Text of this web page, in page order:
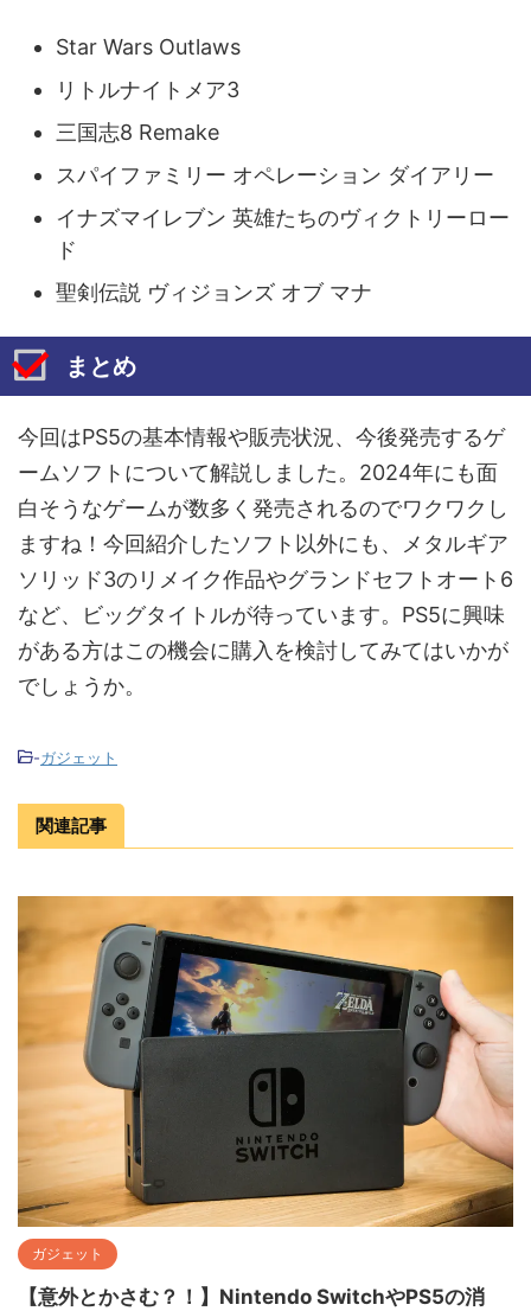
Star Wars Outlaws
リトルナイトメア3
三国志8 Remake
スパイファミリー オペレーション ダイアリー
イナズマイレブン 英雄たちのヴィクトリーロー
ド
聖剣伝説 ヴィジョンズ オブ マナ
まとめ
今回はPS5の基本情報や販売状況、今後発売するゲ
ームソフトについて解説しました。2024年にも面
白そうなゲームが数多く発売されるのでワクワクし
ますね！今回紹介したソフト以外にも、メタルギア
ソリッド3のリメイク作品やグランドセフトオート6
など、ビッグタイトルが待っています。PS5に興味
がある方はこの機会に購入を検討してみてはいかが
でしょうか。
-ガジェット
関連記事
ガジェット
【意外とかさむ？！】Nintendo SwitchやPS5の消